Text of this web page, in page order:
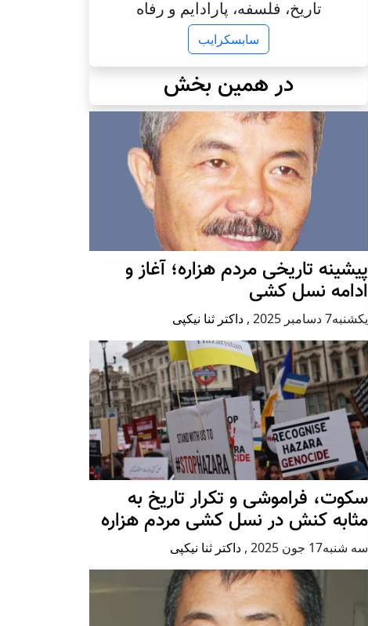
تاریخ، فلسفه، پارادایم و رفاه
سابسکرایب
در همین بخش
پيشينه تاريخی مردم هزاره؛ آغاز و
ادامه نسل کشی
يكشنبه7 دسامبر 2025 , داکتر ثنا نیکپی
سکوت، فراموشی و تکرار تاريخ به
مثابه کنش در نسل کشی مردم هزاره
سه شنبه17 جون 2025 , داکتر ثنا نیکپی